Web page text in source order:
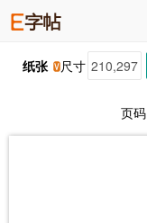
纸张 尺寸
页码